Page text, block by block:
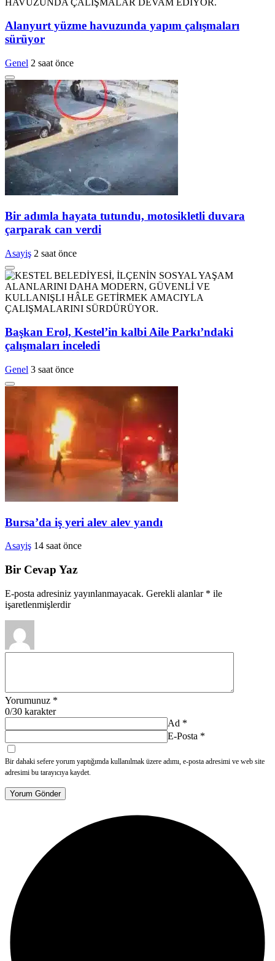
Alanyurt yüzme havuzunda yapım çalışmaları
sürüyor
Genel 2 saat önce
Bir adımla hayata tutundu, motosikletli duvara
çarparak can verdi
Asayiş 2 saat önce
Başkan Erol, Kestel’in kalbi Aile Parkı’ndaki
çalışmaları inceledi
Genel 3 saat önce
Bursa’da iş yeri alev alev yandı
Asayiş 14 saat önce
Bir Cevap Yaz
E-posta adresiniz yayınlanmayacak. Gerekli alanlar * ile
işaretlenmişlerdir
Yorumunuz *
0/30 karakter
Ad *
E-Posta *
Bir dahaki sefere yorum yaptığımda kullanılmak üzere adımı, e-posta adresimi ve web site
adresimi bu tarayıcıya kaydet.
Yorum Gönder